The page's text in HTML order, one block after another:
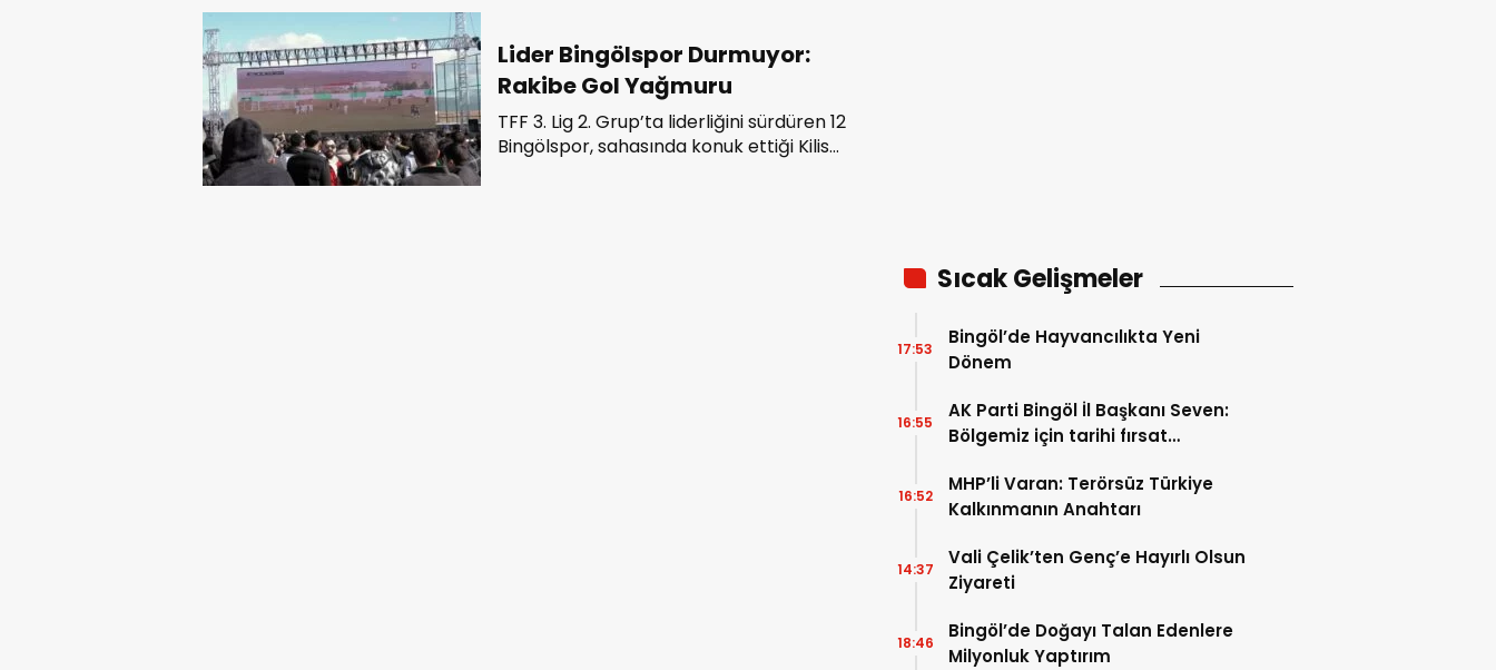
Lider Bingölspor Durmuyor:
Rakibe Gol Yağmuru
TFF 3. Lig 2. Grup’ta liderliğini sürdüren 12
Bingölspor, sahasında konuk ettiği Kilis
Sıcak Gelişmeler
Bingöl’de Hayvancılıkta Yeni
Dönem
17:53
AK Parti Bingöl İl Başkanı Seven:
Bölgemiz için tarihi fırsat
16:55
MHP’li Varan: Terörsüz Türkiye
Kalkınmanın Anahtarı
16:52
Vali Çelik’ten Genç’e Hayırlı Olsun
Ziyareti
14:37
Bingöl’de Doğayı Talan Edenlere
Milyonluk Yaptırım
18:46